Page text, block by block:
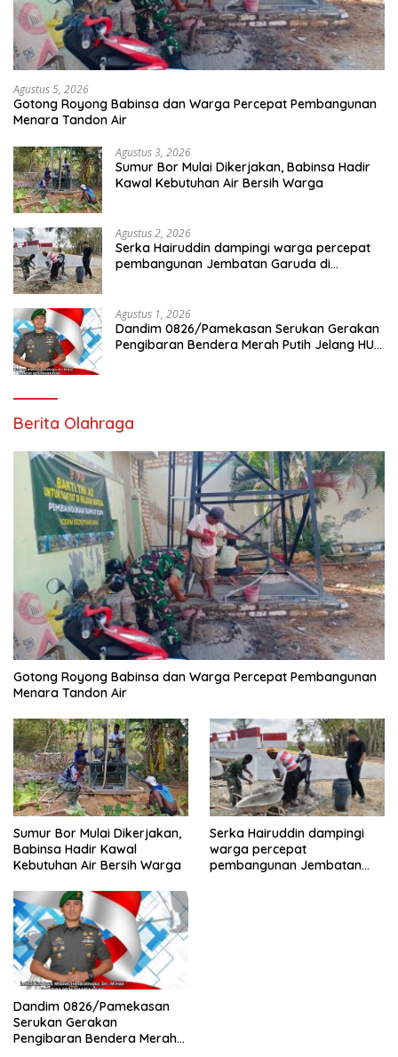
Agustus 5, 2026
Gotong Royong Babinsa dan Warga Percepat Pembangunan
Menara Tandon Air
Agustus 3, 2026
Sumur Bor Mulai Dikerjakan, Babinsa Hadir
Kawal Kebutuhan Air Bersih Warga
Agustus 2, 2026
Serka Hairuddin dampingi warga percepat
pembangunan Jembatan Garuda di
Agustus 1, 2026
Dandim 0826/Pamekasan Serukan Gerakan
Pengibaran Bendera Merah Putih Jelang HUT
Berita Olahraga
Gotong Royong Babinsa dan Warga Percepat Pembangunan
Menara Tandon Air
Sumur Bor Mulai Dikerjakan,
Babinsa Hadir Kawal
Kebutuhan Air Bersih Warga
Serka Hairuddin dampingi
warga percepat
pembangunan Jembatan
Dandim 0826/Pamekasan
Serukan Gerakan
Pengibaran Bendera Merah